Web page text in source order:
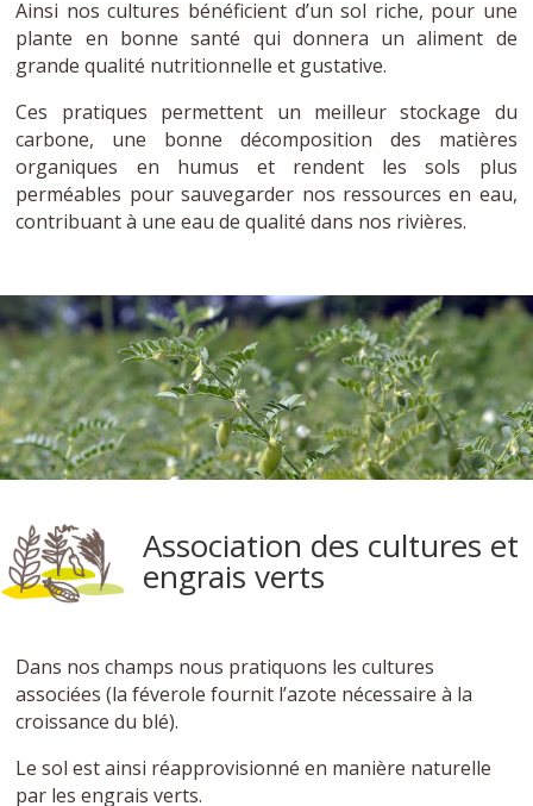
Ainsi nos cultures bénéficient d’un sol riche, pour une
plante en bonne santé qui donnera un aliment de
grande qualité nutritionnelle et gustative.
Ces pratiques permettent un meilleur stockage du
carbone, une bonne décomposition des matières
organiques en humus et rendent les sols plus
perméables pour sauvegarder nos ressources en eau,
contribuant à une eau de qualité dans nos rivières.
Association des cultures et
engrais verts
Dans nos champs nous pratiquons les cultures
associées (la féverole fournit l’azote nécessaire à la
croissance du blé).
Le sol est ainsi réapprovisionné en manière naturelle
par les engrais verts.